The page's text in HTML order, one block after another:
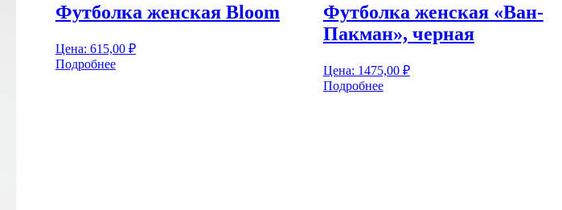
Футболка женская Bloom
Цена: 615,00 ₽
Подробнее
Футболка женская «Ван-
Пакман», черная
Цена: 1475,00 ₽
Подробнее